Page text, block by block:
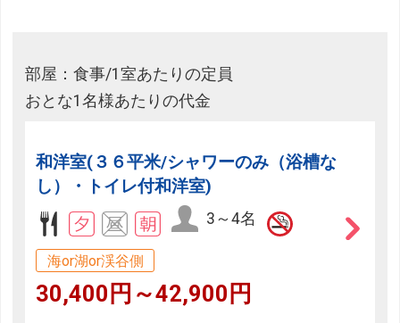
部屋：食事/1室あたりの定員
おとな1名様あたりの代金
和洋室(３６平米/シャワーのみ（浴槽な
し）・トイレ付和洋室)
3～4名
海or湖or渓谷側
30,400円～42,900円